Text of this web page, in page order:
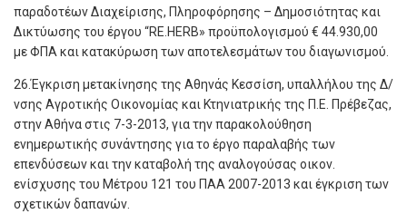
παραδοτέων Διαχείρισης, Πληροφόρησης – Δημοσιότητας και
Δικτύωσης του έργου “RE.HERB» προϋπολογισμού € 44.930,00
με ΦΠΑ και κατακύρωση των αποτελεσμάτων του διαγωνισμού.
26.Έγκριση μετακίνησης της Αθηνάς Κεσσίση, υπαλλήλου της Δ/
νσης Αγροτικής Οικονομίας και Κτηνιατρικής της Π.Ε. Πρέβεζας,
στην Αθήνα στις 7-3-2013, για την παρακολούθηση
ενημερωτικής συνάντησης για το έργο παραλαβής των
επενδύσεων και την καταβολή της αναλογούσας οικον.
ενίσχυσης του Μέτρου 121 του ΠΑΑ 2007-2013 και έγκριση των
σχετικών δαπανών.